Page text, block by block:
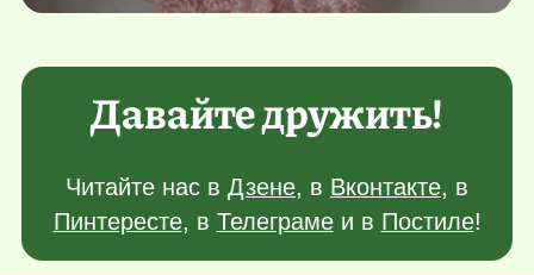
Давайте дружить!
Читайте нас в Дзене, в Вконтакте, в
Пинтересте, в Телеграмеи в Постиле!